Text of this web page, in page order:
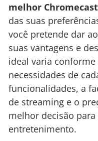
melhor
das suas
você pretende dar
suas vantagens e
ideal varia
necessidades de
funcionalidades, a
de streaming e o
melhor decisão
entretenimento.